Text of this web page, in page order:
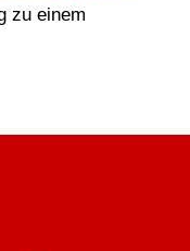
zu einem